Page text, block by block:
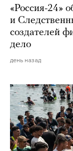
«Россия-24»
и
создателей
дело
день назад